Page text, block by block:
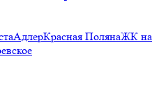
АдлерКрасная ПолянаЖК на